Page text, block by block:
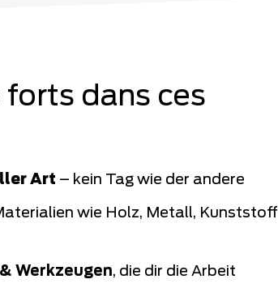
dans ces
Art – kein Tag wie der andere
wie Holz, Metall, Kunststoff
Werkzeugen, die dir die Arbeit